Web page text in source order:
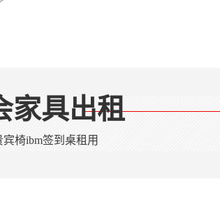
家具出租
椅ibm签到桌租用